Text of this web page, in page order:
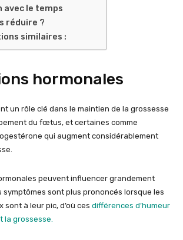
le temps
réduire ?
similaires :
hormonales
un rôle clé dans le maintien de la grossesse
du fœtus, et certaines comme
qui augment considérablement
peuvent influencer grandement
symptômes sont plus prononcés lorsque les
sont à leur pic, d’où ces différences d’humeur
la grossesse.